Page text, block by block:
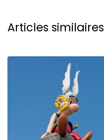
Articles similaires